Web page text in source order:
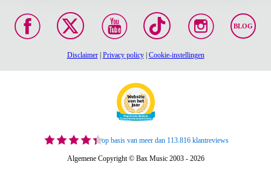
BLOG
Disclaimer| Privacy policy| Cookie-instellingen
op basis van meer dan 113.816 klantreviews
Algemene Copyright © Bax Music 2003 - 2026